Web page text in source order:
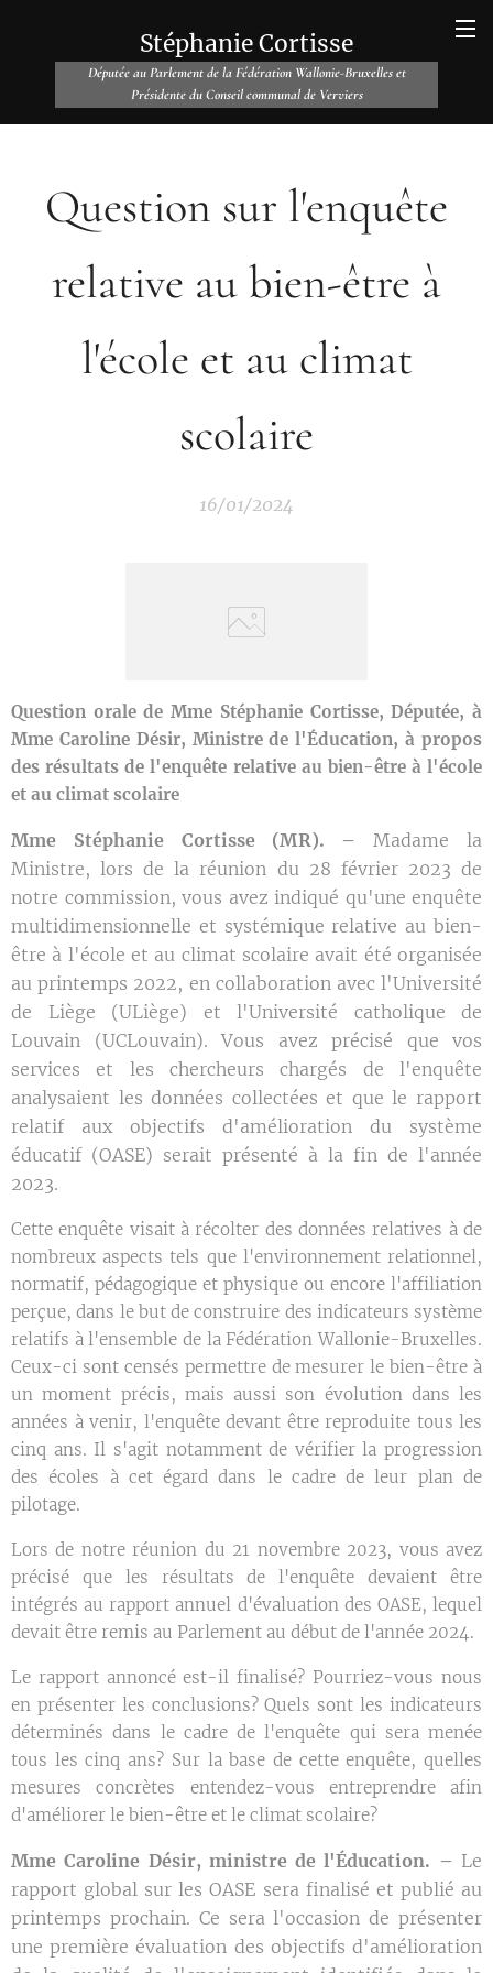
Stéphanie Cortisse
Députée au Parlement de la Fédération Wallonie-Bruxelles et
Présidente du Conseil communal de Verviers
Question sur l'enquête
relative au bien-être à
l'école et au climat
scolaire
16/01/2024
Question orale de Mme Stéphanie Cortisse, Députée, à
Mme Caroline Désir, Ministre de l'Éducation, à propos
des résultats de l'enquête relative au bien-être à l'école
et au climat scolaire
Mme Stéphanie Cortisse (MR). – Madame la
Ministre, lors de la réunion du 28 février 2023 de
notre commission, vous avez indiqué qu'une enquête
multidimensionnelle et systémique relative au bien-
être à l'école et au climat scolaire avait été organisée
au printemps 2022, en collaboration avec l'Université
de Liège (ULiège) et l'Université catholique de
Louvain (UCLouvain). Vous avez précisé que vos
services et les chercheurs chargés de l'enquête
analysaient les données collectées et que le rapport
relatif aux objectifs d'amélioration du système
éducatif (OASE) serait présenté à la fin de l'année
2023.
Cette enquête visait à récolter des données relatives à de
nombreux aspects tels que l'environnement relationnel,
normatif, pédagogique et physique ou encore l'affiliation
perçue, dans le but de construire des indicateurs système
relatifs à l'ensemble de la Fédération Wallonie-Bruxelles.
Ceux-ci sont censés permettre de mesurer le bien-être à
un moment précis, mais aussi son évolution dans les
années à venir, l'enquête devant être reproduite tous les
cinq ans. Il s'agit notamment de vérifier la progression
des écoles à cet égard dans le cadre de leur plan de
pilotage.
Lors de notre réunion du 21 novembre 2023, vous avez
précisé que les résultats de l'enquête devaient être
intégrés au rapport annuel d'évaluation des OASE, lequel
devait être remis au Parlement au début de l'année 2024.
Le rapport annoncé est-il finalisé? Pourriez-vous nous
en présenter les conclusions? Quels sont les indicateurs
déterminés dans le cadre de l'enquête qui sera menée
tous les cinq ans? Sur la base de cette enquête, quelles
mesures concrètes entendez-vous entreprendre afin
d'améliorer le bien-être et le climat scolaire?
Mme Caroline Désir, ministre de l'Éducation. – Le
rapport global sur les OASE sera finalisé et publié au
printemps prochain. Ce sera l'occasion de présenter
une première évaluation des objectifs d'amélioration